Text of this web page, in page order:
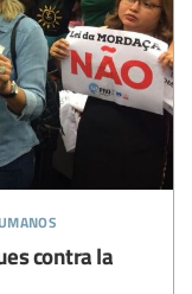
contra la